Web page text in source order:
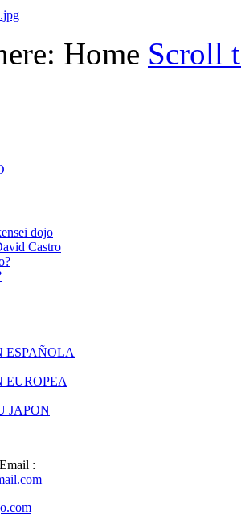
Home Scroll
dojo
Castro
ESPAÑOLA
EUROPEA
JAPON
Email :